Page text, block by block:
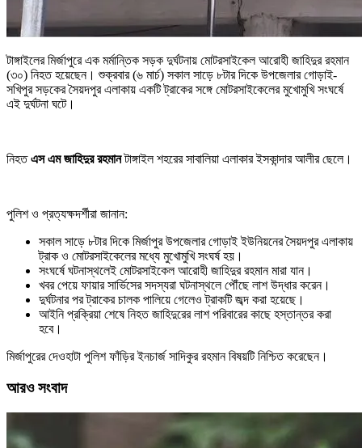
টাঙ্গাইলের মির্জাপুরে এক মর্মান্তিক সড়ক দুর্ঘটনায় মোটরসাইকেল আরোহী জাহিদুর রহমান
(৩০) নিহত হয়েছেন। শুক্রবার (৬ মার্চ) সকাল সাড়ে ৮টার দিকে উপজেলার গোড়াই-
সখিপুর সড়কের সৈয়দপুর এলাকায় একটি ট্রাকের সঙ্গে মোটরসাইকেলের মুখোমুখি সংঘর্ষে
এই দুর্ঘটনা ঘটে।
নিহতএস এম জাহিদুর রহমানটাঙ্গাইল শহরের সাবালিয়া এলাকার ইসকান্দার আলীর ছেলে।
পুলিশ ও প্রত্যক্ষদর্শীরা জানান:
সকাল সাড়ে ৮টার দিকে মির্জাপুর উপজেলার গোড়াই ইউনিয়নের সৈয়দপুর এলাকায়
ট্রাক ও মোটরসাইকেলের মধ্যে মুখোমুখি সংঘর্ষ হয়।
সংঘর্ষে ঘটনাস্থলেই মোটরসাইকেল আরোহী জাহিদুর রহমান মারা যান।
খবর পেয়ে ফায়ার সার্ভিসের সদস্যরা ঘটনাস্থলে পৌঁছে লাশ উদ্ধার করেন।
দুর্ঘটনার পর ট্রাকের চালক পালিয়ে গেলেও ট্রাকটি জব্দ করা হয়েছে।
আইনি প্রক্রিয়া শেষে নিহত জাহিদুরের লাশ পরিবারের কাছে হস্তান্তর করা
হবে।
মির্জাপুরের দেওহাটা পুলিশ ফাঁড়ির ইনচার্জ সাদিকুর রহমান বিষয়টি নিশ্চিত করেছেন।
আরও সংবাদ